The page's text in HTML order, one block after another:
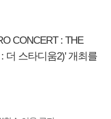
CONCERT : THE
더 스타디움2)' 개최를